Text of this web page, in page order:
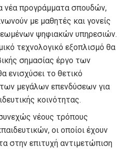
νέα προγράμματα σπουδών,
με μαθητές και γονείς
ψηφιακών υπηρεσιών.
τεχνολογικό εξοπλισμό θα
σημασίας έργο των
ενισχύσει το θετικό
μεγάλων επενδύσεων για
κοινότητας.
νέους τρόπους
οι οποίοι έχουν
στην επιτυχή αντιμετώπιση